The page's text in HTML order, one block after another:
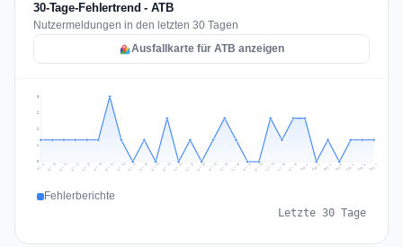
30-Tage-Fehlertrend - ATB
Nutzermeldungen in den letzten 30 Tagen
Ausfallkarte für ATB anzeigen
1
2
2
3
Jul 9 Jul 10 Jul 11 Jul 12 Jul 13 Jul 14 Jul 15 Jul 16 Jul 17 Jul 18 Jul 19 Jul 20 Jul 21 Jul 22 Jul 23 Jul 24 Jul 25 Jul 26 Jul 27 Jul 28 Jul 29 Jul 30 Jul 31 Aug 1 Aug 2 Aug 3 Aug 4 Aug 5 Aug 6 Aug 7
Fehlerberichte
Letzte 30 Tage